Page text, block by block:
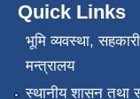
Quick Links
भूमि व्यवस्था,
मन्त्रालय
स्थानीय शासन तथा